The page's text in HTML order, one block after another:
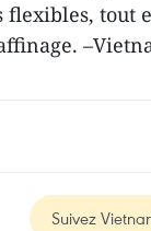
flexibles, tout
Suivez